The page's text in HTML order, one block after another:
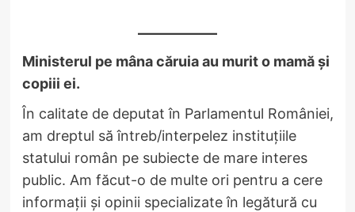
Ministerul pe mâna căruia au murit o mamă și
copiii ei.
În calitate de deputat în Parlamentul României,
am dreptul să întreb/interpelez instituțiile
statului român pe subiecte de mare interes
public. Am făcut-o de multe ori pentru a cere
informații și opinii specializate în legătură cu